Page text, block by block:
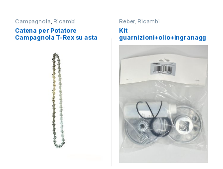
Campagnola Ricambi
Catena per Potatore
Campagnola T-Rex su asta
Reber, Ricambi
Kit
guarnizioni+olio+ingranagg
i 0,40-0,80-1,5 HP Reber